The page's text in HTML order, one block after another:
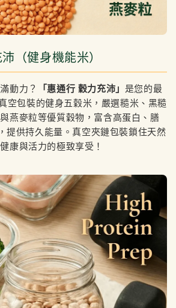
（健身機能米）
動力？ 「惠通行 穀力充沛」 是您的最
空包裝的健身五穀米，嚴選糙米、黑糙
燕麥粒等優質穀物，富含高蛋白、膳
提供持久能量。真空夾鏈包裝鎖住天然
康與活力的極致享受！